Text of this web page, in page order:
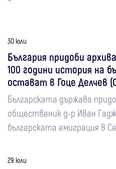
30 юли
България придоби
100 години история на
остават в Гоце Делчев
Българската държава
общественик д-р Иван
българската емиграция в Се
29 юли